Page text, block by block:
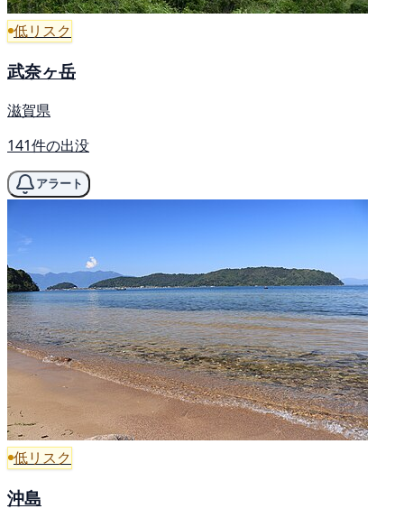
低リスク
武奈ヶ岳
滋賀県
141件の出没
アラート
低リスク
沖島